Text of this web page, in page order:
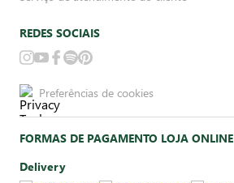
REDES SOCIAIS
Preferências de cookies
FORMAS DE PAGAMENTO LOJA ONLINE
Delivery